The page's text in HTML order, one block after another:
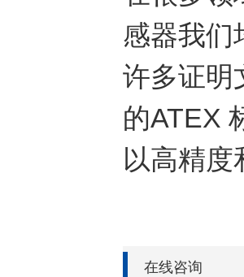
感器我们
许多证明
的ATEX
以高精
在线咨询